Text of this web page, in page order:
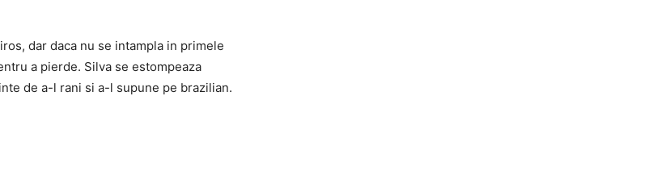
dar daca nu se intampla in primele
a pierde. Silva se estompeaza
de a-l rani si a-l supune pe brazilian.